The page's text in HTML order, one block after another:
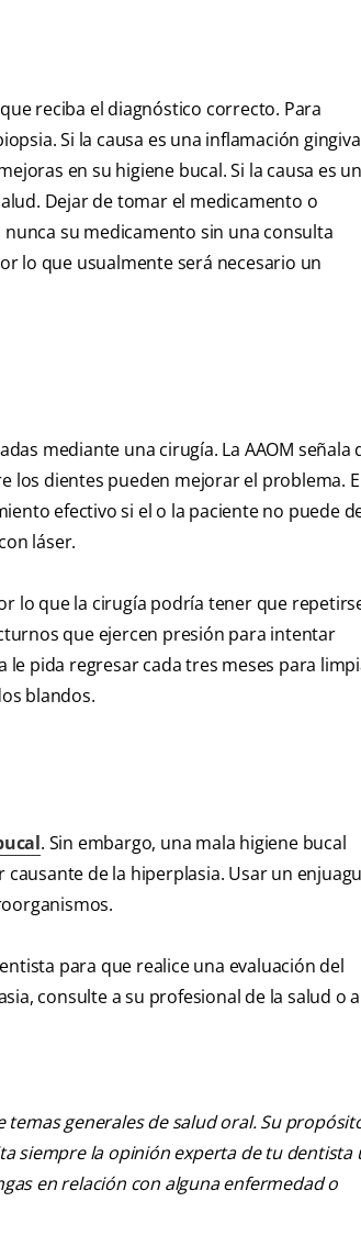
reciba el diagnóstico correcto. Para
Si la causa es una inflamación
en su higiene bucal. Si la causa es un
Dejar de tomar el medicamento o
su medicamento sin una consulta
lo que usualmente será necesario un
mediante una cirugía. La AAOM señala
los dientes pueden mejorar el problema.
efectivo si el o la paciente no puede
láser.
lo que la cirugía podría tener que
que ejercen presión para intentar
le pida regresar cada tres meses para
blandos.
. Sin embargo, una mala higiene bucal
de la hiperplasia. Usar un
para que realice una evaluación del
consulte a su profesional de la salud o
generales de salud oral. Su
siempre la opinión experta de tu dentista
en relación con alguna enfermedad o